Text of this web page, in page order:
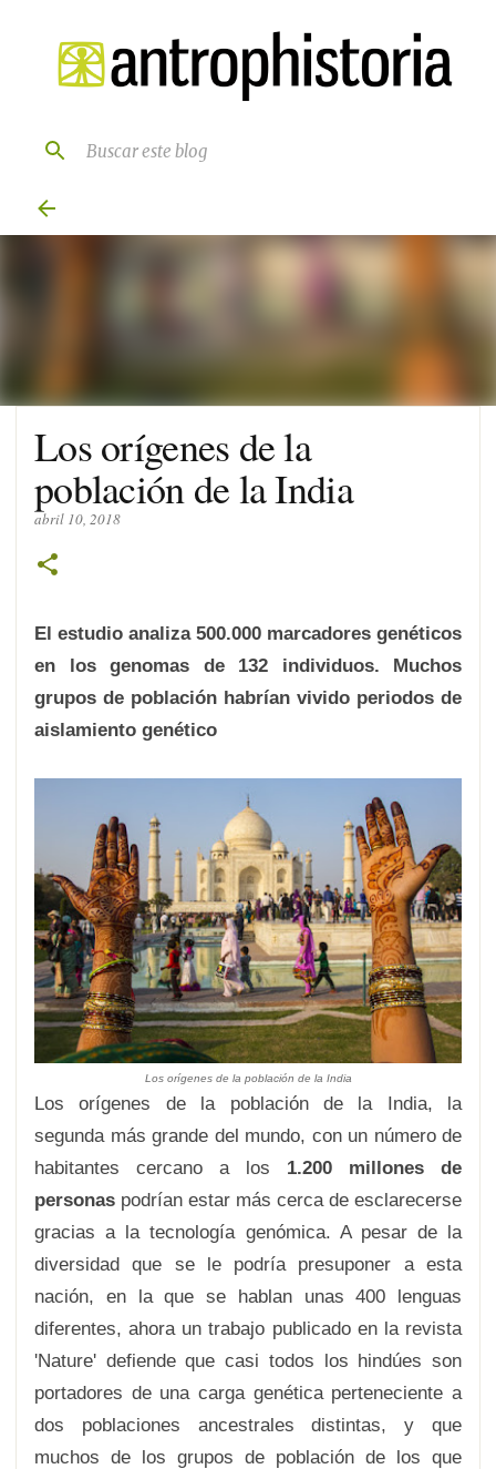
Ir al contenido principal
Los orígenes de la
población de la India
abril 10, 2018
El estudio analiza 500.000 marcadores genéticos
en los genomas de 132 individuos. Muchos
grupos de población habrían vivido periodos de
aislamiento genético
Los orígenes de la población de la India
Los orígenes de la población de la India, la
segunda más grande del mundo, con un número de
habitantes cercano a los 1.200 millones de
personas podrían estar más cerca de esclarecerse
gracias a la tecnología genómica. A pesar de la
diversidad que se le podría presuponer a esta
nación, en la que se hablan unas 400 lenguas
diferentes, ahora un trabajo publicado en la revista
'Nature' defiende que casi todos los hindúes son
portadores de una carga genética perteneciente a
dos poblaciones ancestrales distintas, y que
muchos de los grupos de población de los que